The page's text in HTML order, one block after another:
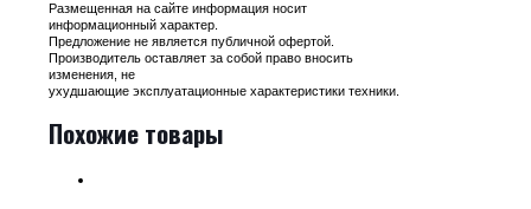
Размещенная на сайте информация носит
информационный характер.
Предложение не является публичной офертой.
Производитель оставляет за собой право вносить
изменения, не
ухудшающие эксплуатационные характеристики техники.
Похожие товары